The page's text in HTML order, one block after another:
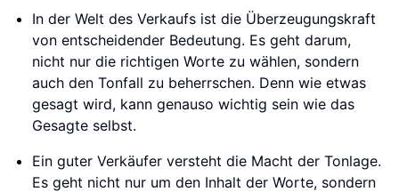
In der Welt des Verkaufs ist die Überzeugungskraft
von entscheidender Bedeutung. Es geht darum,
nicht nur die richtigen Worte zu wählen, sondern
auch den Tonfall zu beherrschen. Denn wie etwas
gesagt wird, kann genauso wichtig sein wie das
Gesagte selbst.
Ein guter Verkäufer versteht die Macht der Tonlage.
Es geht nicht nur um den Inhalt der Worte, sondern